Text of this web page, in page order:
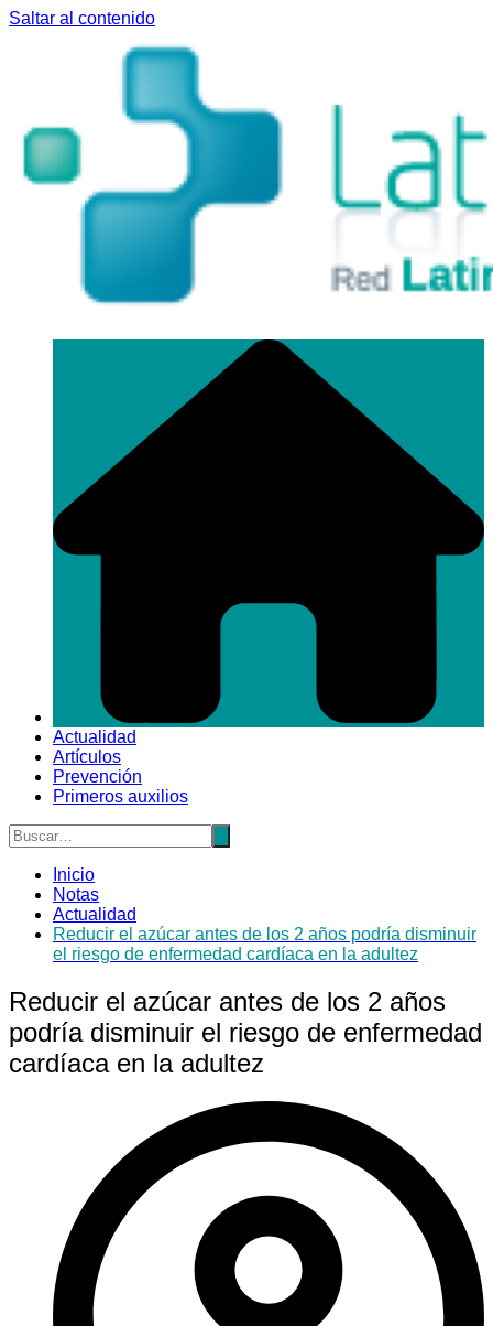
Saltar al contenido
Actualidad
Artículos
Prevención
Primeros auxilios
Inicio
Notas
Actualidad
Reducir el azúcar antes de los 2 años podría disminuir
el riesgo de enfermedad cardíaca en la adultez
Reducir el azúcar antes de los 2 años
podría disminuir el riesgo de enfermedad
cardíaca en la adultez